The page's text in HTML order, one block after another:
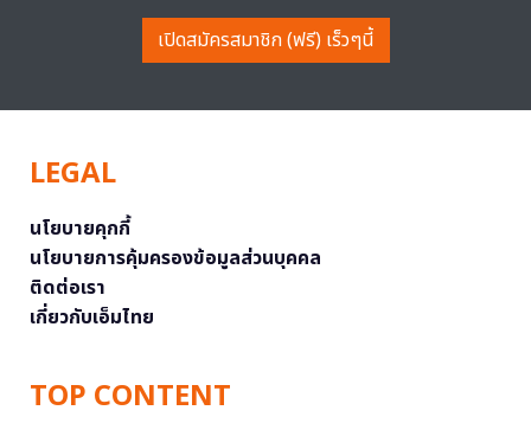
เปิดสมัครสมาชิก (ฟรี) เร็วๆนี้
LEGAL
นโยบายคุกกี้
นโยบายการคุ้มครองข้อมูลส่วนบุคคล
ติดต่อเรา
เกี่ยวกับเอ็มไทย
TOP CONTENT